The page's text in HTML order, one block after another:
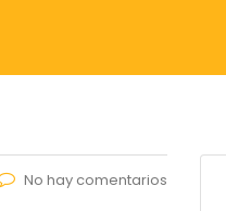
No hay comentarios